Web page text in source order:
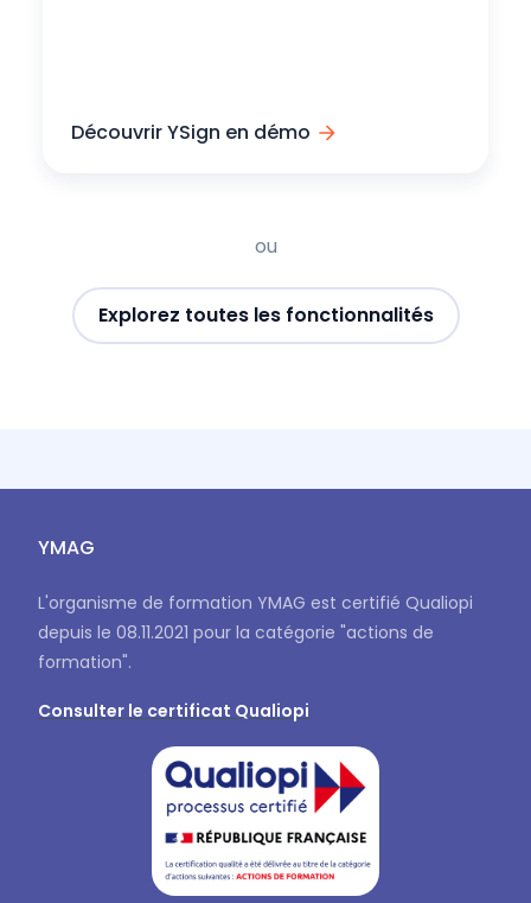
Découvrir YSign en démo
ou
Explorez toutes les fonctionnalités
YMAG
L'organisme de formation YMAG est certifié Qualiopi
depuis le 08.11.2021 pour la catégorie "actions de
formation".
Consulter le certificat Qualiopi